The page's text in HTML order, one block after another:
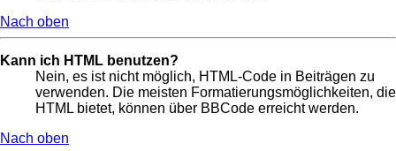
Nach oben
Kann ich HTML benutzen?
Nein, es ist nicht möglich, HTML-Code in Beiträgen zu
verwenden. Die meisten Formatierungsmöglichkeiten, die
HTML bietet, können über BBCode erreicht werden.
Nach oben